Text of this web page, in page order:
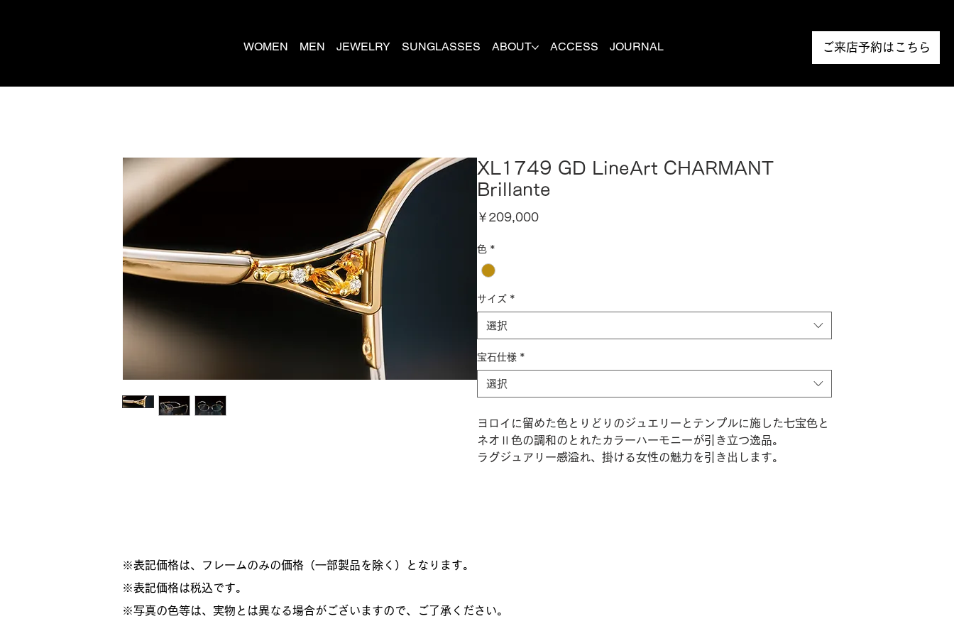
WOMEN MEN JEWELRY SUNGLASSES ABOUT ACCESS JOURNAL ご来店予約はこちら
XL1749 GD LineArt CHARMANT
Brillante
￥209,000価
色 *
サイズ *
選択
宝石仕様 *
選択
ヨロイに留めた色とりどりのジュエリーとテンプルに施した七宝色と
ネオⅡ色の調和のとれたカラーハーモニーが引き立つ逸品。
ラグジュアリー感溢れ、掛ける女性の魅力を引き出します。
※表記価格は、フレームのみの価格（一部製品を除く）となります。
​※表記価格は税込です。
※写真の色等は、実物とは異なる場合がございますので、ご了承ください。